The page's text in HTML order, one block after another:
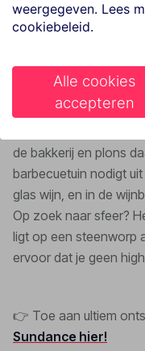
Sundancevier je
zoals thuis, een
de bakkerij en plons
barbecuetuin nodigt
glas wijn, en in de
Op zoek naar sfeer?
ligt op een steenworp
ervoor dat je geen
👉 Toe aan ultiem
Sundance hier!
weergegeven. Lees
cookiebeleid.
Alle cookies
accepteren